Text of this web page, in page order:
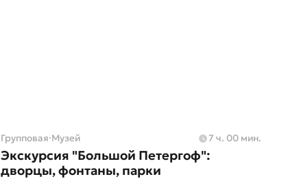
Групповая·Музей 7 ч. 00 мин.
Экскурсия "Большой Петергоф":
дворцы, фонтаны, парки